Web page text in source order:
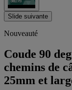
Slide suivante
Nouveauté
Coude 90
chemins de
25mm et